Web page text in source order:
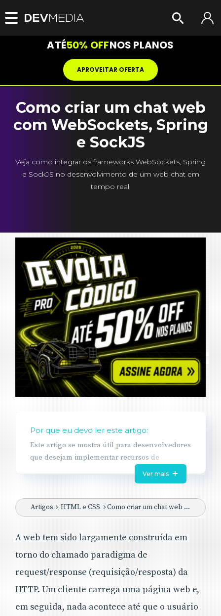
ATÉ50% OFFNOS PLANOS
APROVEITAR OFERTA
Como criar um chat web
com WebSockets, Spring
e SockJS
Veja como integrar os frameworks WebSockets, Spring
e SockJS no desenvolvimento de um web chat em
tempo real.
Por que eu devo ler este artigo:
Este artigo se mostra útil para desenvolvedores
que desejam implementar recursos de
mensageria assíncrona full-duplex em suas
aplicações web via WebSockets.
A arquitetura full-duplex se caracteriza pelo
envio e recebimento de mensagens ou outros
versa, quebrando o velho conceito HTTP onde
requisitadas antes.
O exemplo mais comum disso está nos chats
web, já que precisamos saber sempre que
recarregar o browser o tempo todo, pois o custo
Ver mais
Artigos HTML e CSS Como criar um chat web com WebSockets, Spring e SockJS
A web tem sido largamente construída em
torno do chamado paradigma de
request/response (requisição/resposta) da
HTTP. Um cliente carrega uma página web e,
em seguida, nada acontece até que o usuário